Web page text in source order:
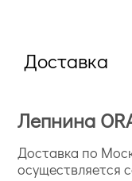
Доставка
Лепнина
Доставка по
осуществляется